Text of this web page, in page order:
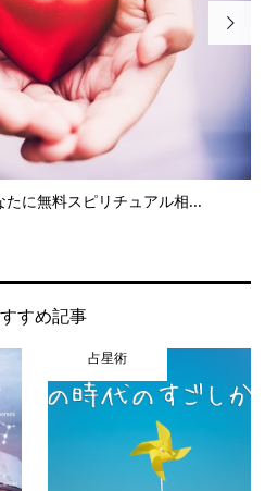
に無料スピリチュアル相...

すめ記事
占星術